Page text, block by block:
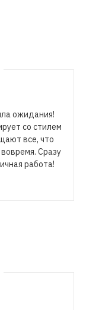
ожидания!
со стилем
все, что
Сразу
работа!